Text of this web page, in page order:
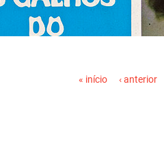
« início ‹ anterior